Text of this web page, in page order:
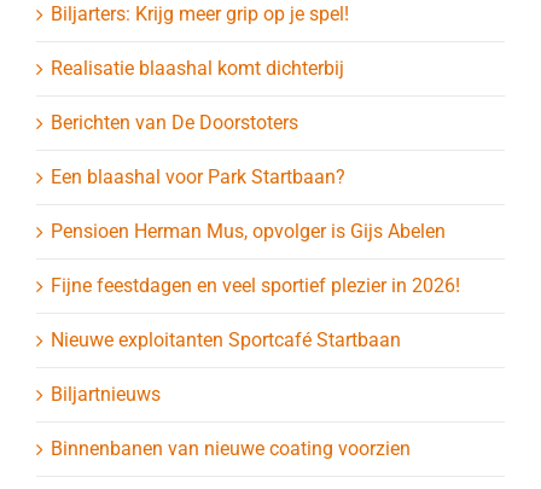
Biljarters: Krijg meer grip op je spel!
Realisatie blaashal komt dichterbij
Berichten van De Doorstoters
Een blaashal voor Park Startbaan?
Pensioen Herman Mus, opvolger is Gijs Abelen
Fijne feestdagen en veel sportief plezier in 2026!
Nieuwe exploitanten Sportcafé Startbaan
Biljartnieuws
Binnenbanen van nieuwe coating voorzien